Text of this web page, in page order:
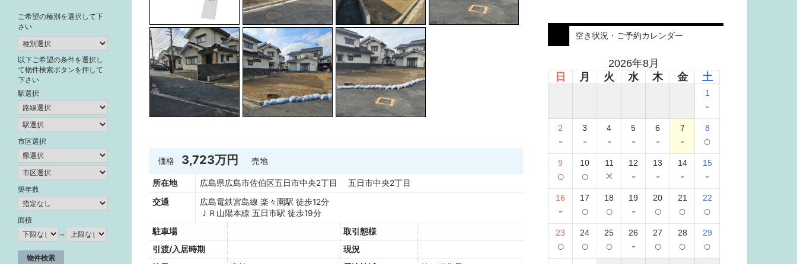
価格 3,723万円 売地
所在地
広島県広島市佐伯区五日市中央2丁目 五日市中央2丁目
交通
広島電鉄宮島線 楽々園駅 徒歩12分
ＪＲ山陽本線 五日市駅 徒歩19分
駐車場
取引態様
引渡/入居時期
現況
空き状況・ご予約カレンダー
2026年8月
日
月 火 水 木 金 土
1
-
2
-
3
-
4
-
5
-
6
-
7
-
8
○
9
○
10
○
11
×
12
-
13
-
14
-
15
-
16
-
17
○
18
○
19
-
20
○
21
○
22
○
23
○
24
○
25
○
26
-
27
○
28
○
29
○
ご希望の種別を選択して下
さい
以下ご希望の条件を選択し
て物件検索ボタンを押して
下さい
駅選択
市区選択
築年数
面積
～